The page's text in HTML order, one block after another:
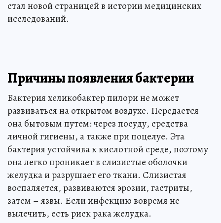
стал новой страницей в истории медицинских
исследований.
Причины появления бактерии
Бактерия хеликобактер пилори не может
развиваться на открытом воздухе. Передается
она бытовым путем: через посуду, средства
личной гигиены, а также при поцелуе. Эта
бактерия устойчива к кислотной среде, поэтому
она легко проникает в слизистые оболочки
желудка и разрушает его ткани. Слизистая
воспаляется, развиваются эрозии, гастриты,
затем – язвы. Если инфекцию вовремя не
вылечить, есть риск рака желудка.